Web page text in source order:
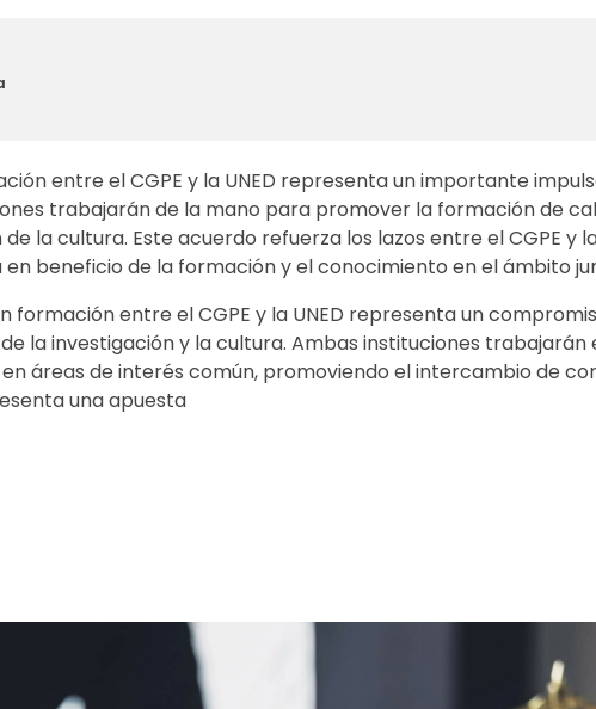
entre el CGPE y la UNED representa un importante
trabajarán de la mano para promover la formación de
la cultura. Este acuerdo refuerza los lazos entre el CGPE y la
beneficio de la formación y el conocimiento en el ámbito
formación entre el CGPE y la UNED representa un
la investigación y la cultura. Ambas instituciones
áreas de interés común, promoviendo el intercambio de
una apuesta